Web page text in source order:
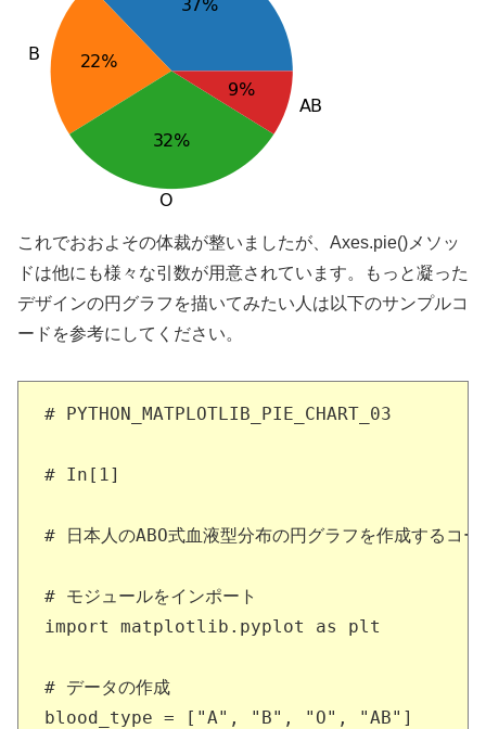
これでおおよその体裁が整いましたが、Axes.pie()メソッ
ドは他にも様々な引数が用意されています。もっと凝った
デザインの円グラフを描いてみたい人は以下のサンプルコ
ードを参考にしてください。
# PYTHON_MATPLOTLIB_PIE_CHART_03
# In[1]
# 日本人のABO式血液型分布の円グラフを作成するコー
# モジュールをインポート
import matplotlib.pyplot as plt
# データの作成
blood_type = ["A", "B", "O", "AB"]